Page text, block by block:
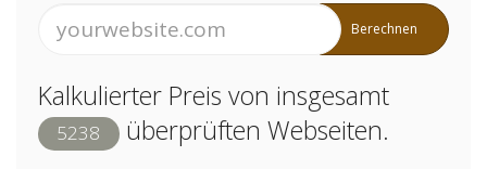
Berechnen
Kalkulierter Preis von insgesamt
5238 überprüften Webseiten.